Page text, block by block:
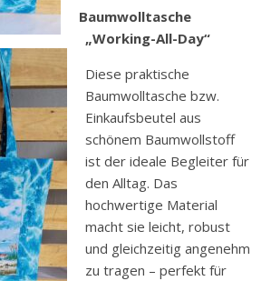
Baumwolltasche
„Working-All-Day“
Diese praktische
Baumwolltasche bzw.
Einkaufsbeutel aus
schönem Baumwollstoff
ist der ideale Begleiter für
den Alltag. Das
hochwertige Material
macht sie leicht, robust
und gleichzeitig angenehm
zu tragen – perfekt für